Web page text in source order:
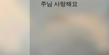
주님 사랑해요